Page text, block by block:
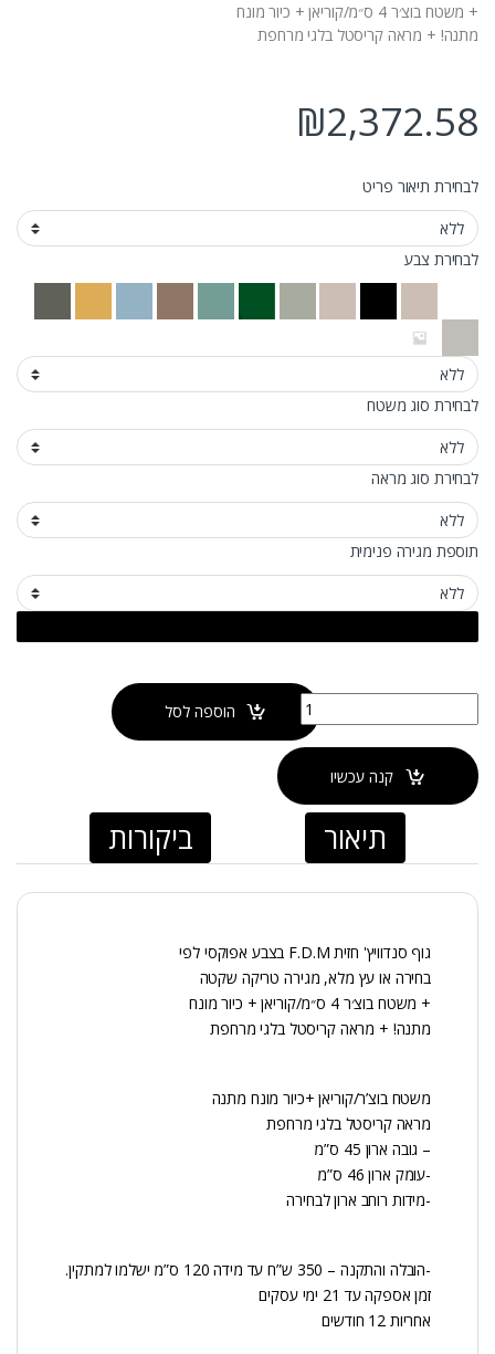
+ משטח בוצ׳ר 4 ס״מ/קוריאן + כיור מונח
מתנה! + מראה קריסטל בלגי מרחפת
₪2,372.58
לבחירת תיאור פריט
לבחירת צבע
לבחירת סוג משטח
לבחירת סוג מראה
תוספת מגירה פנימית
כמות של ארון אמבטיה מחורץ דגם אלט הוספה לסל
קנה עכשיו
תיאור ביקורות
גוף סנדוויץ' חזית F.D.M בצבע אפוקסי לפי
בחירה או עץ מלא, מגירה טריקה שקטה
+ משטח בוצ׳ר 4 ס״מ/קוריאן + כיור מונח
מתנה! + מראה קריסטל בלגי מרחפת
משטח בוצ’ר/קוריאן +כיור מונח מתנה
מראה קריסטל בלגי מרחפת
– גובה ארון 45 ס”מ
-עומק ארון 46 ס”מ
-מידות רוחב ארון לבחירה
-הובלה והתקנה – 350 ש”ח עד מידה 120 ס”מ ישלמו למתקין.
זמן אספקה עד 21 ימי עסקים
אחריות 12 חודשים